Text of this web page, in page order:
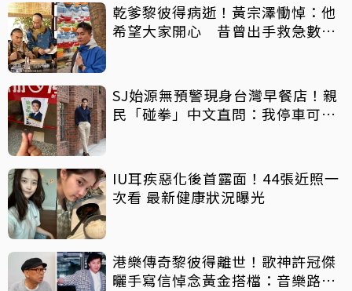
乾爹黎彼得病逝！黃宗澤慟悼：他
希望大家開心 昔曾出手救急數十
SJ始源無預警現身台灣早餐店！親
民「碰拳」中文直問：我停車可以
IU耳疾惡化後首露面！44張近照一
次看 最新健康狀況曝光
港樂傳奇黎彼得離世！歌神許冠傑
曬手寫信悼念黃金搭檔：音樂路上